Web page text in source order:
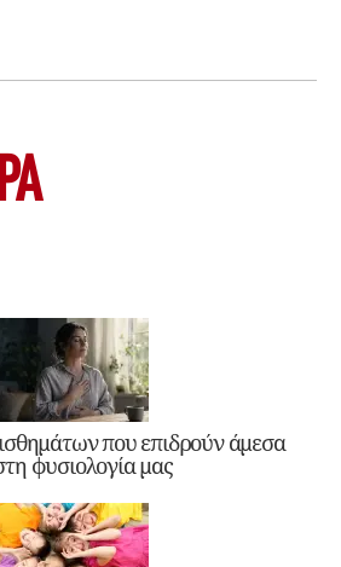
που επιδρούν άμεσα
φυσιολογία μας